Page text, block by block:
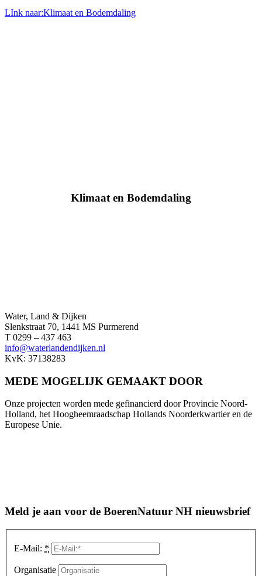
LInk naar:Klimaat en Bodemdaling
Klimaat en Bodemdaling
Water, Land & Dijken
Slenkstraat 70, 1441 MS Purmerend
T 0299 – 437 463
info@waterlandendijken.nl
KvK: 37138283
MEDE MOGELIJK GEMAAKT DOOR
Onze projecten worden mede gefinancierd door Provincie Noord-
Holland, het Hoogheemraadschap Hollands Noorderkwartier en de
Europese Unie.
Meld je aan voor de BoerenNatuur NH nieuwsbrief
E-Mail: *
Organisatie